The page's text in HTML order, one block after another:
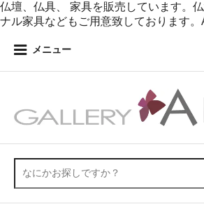
仏壇、仏具、 家具を販売しています。
ナル家具などもご用意致しております。
メニュー